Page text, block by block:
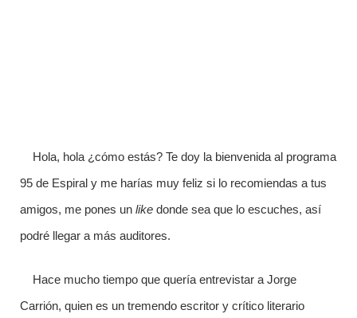
Hola, hola ¿cómo estás? Te doy la bienvenida al programa
95 de Espiral y me harías muy feliz si lo recomiendas a tus
amigos, me pones un like donde sea que lo escuches, así
podré llegar a más auditores.
Hace mucho tiempo que quería entrevistar a Jorge
Carrión, quien es un tremendo escritor y crítico literario